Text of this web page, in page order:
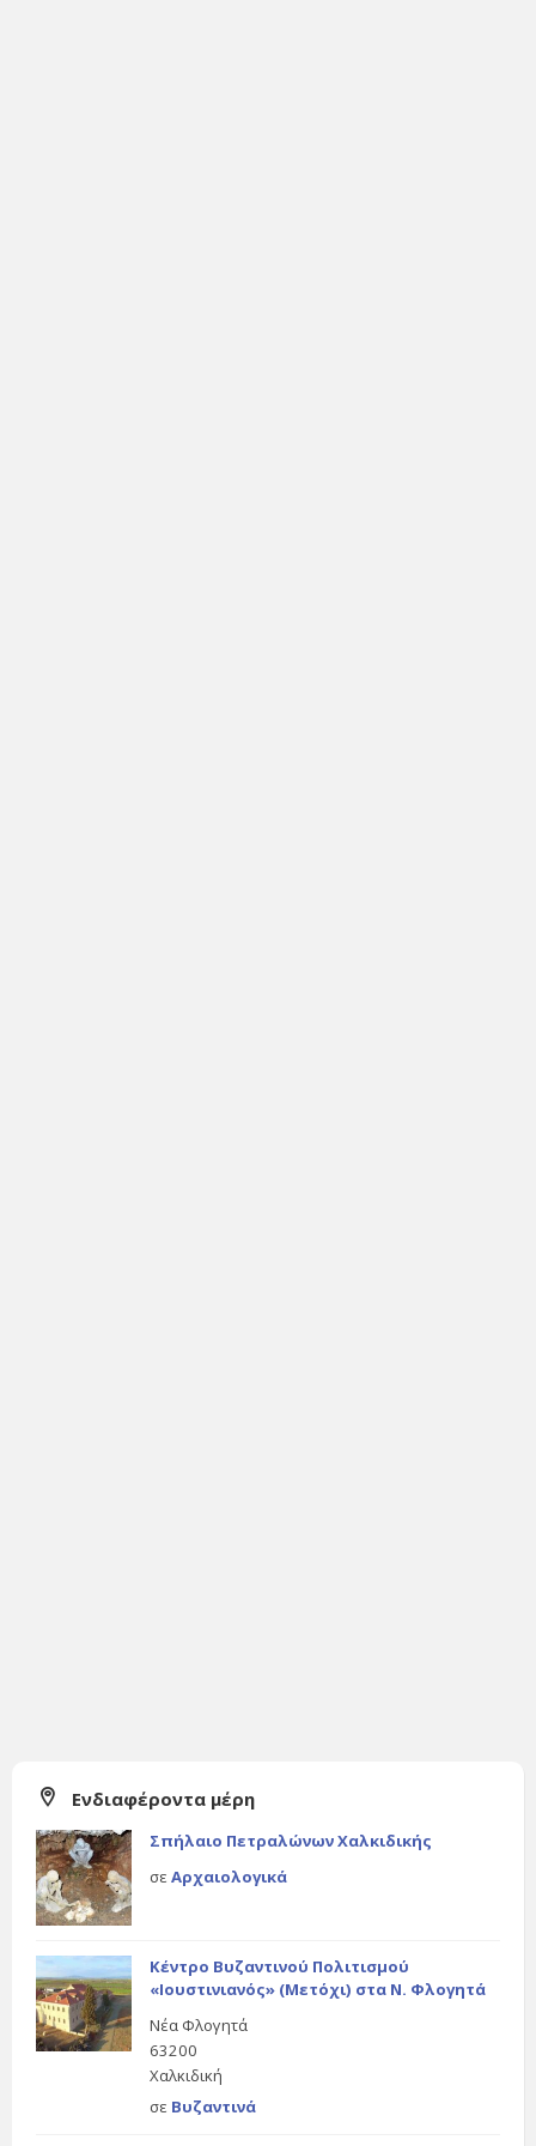
Ενδιαφέροντα μέρη
Σπήλαιο Πετραλώνων Χαλκιδικής
σε Αρχαιολογικά
Κέντρο Βυζαντινού Πολιτισμού
«Ιουστινιανός» (Μετόχι) στα Ν. Φλογητά
Νέα Φλογητά
63200
Χαλκιδική
σε Βυζαντινά